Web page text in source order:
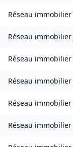
Réseau immobilier
Réseau immobilier
Réseau immobilier
Réseau immobilier
Réseau immobilier
Réseau immobilier